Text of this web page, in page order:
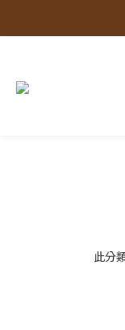
此分